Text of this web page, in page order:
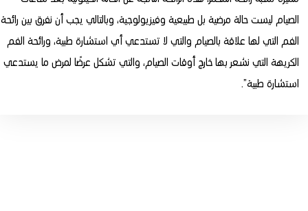
الصيام ليست حالة مرضية بل طبيعية وفيزيولوجية، وبالتالي يجب أن نفرق بين رائحة
الفم التي لها علاقة بالصيام والتي لا تستدعي أي استشارة طبية، ورائحة الفم
الكريهة التي نشعر بها خارج أوقات الصيام، والتي تشكل عرضًا لمرض ما يستدعي
استشارة طبية”.